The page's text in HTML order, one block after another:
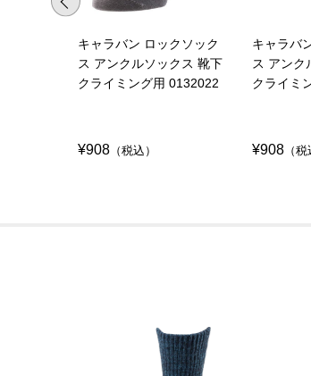
キャラバン ロックソック
ス アンクルソックス 靴下
クライミング用 0132022
¥908 （税込）
キャラバ
ス アンク
クライミ
¥908 （税